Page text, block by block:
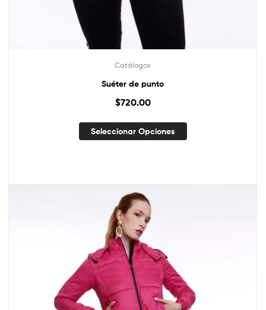
Catálogos
Suéter de punto
$720.00
Seleccionar Opciones